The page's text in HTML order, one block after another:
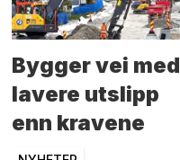
Bygger vei med
lavere utslipp
enn kravene